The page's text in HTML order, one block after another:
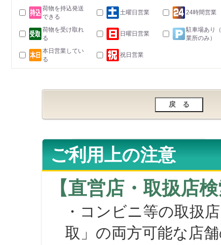
荷物を持込発送
できる
土曜日営業 24時間営業
荷物を受け取れ
る
日曜日営業
駐車場あり
業所のみ）
本日営業してい
る
祝日営業
ご利用上の注意
【直営店・取扱店
・コンビニ等の取扱
取」の両方可能な店